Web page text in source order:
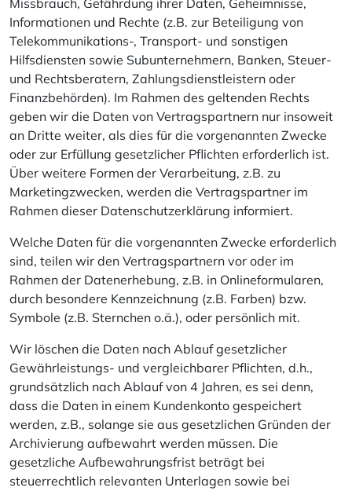
Missbrauch, Gefährdung ihrer Daten, Geheimnisse,
Informationen und Rechte (z.B. zur Beteiligung von
Telekommunikations-, Transport- und sonstigen
Hilfsdiensten sowie Subunternehmern, Banken, Steuer-
und Rechtsberatern, Zahlungsdienstleistern oder
Finanzbehörden). Im Rahmen des geltenden Rechts
geben wir die Daten von Vertragspartnern nur insoweit
an Dritte weiter, als dies für die vorgenannten Zwecke
oder zur Erfüllung gesetzlicher Pflichten erforderlich ist.
Über weitere Formen der Verarbeitung, z.B. zu
Marketingzwecken, werden die Vertragspartner im
Rahmen dieser Datenschutzerklärung informiert.
Welche Daten für die vorgenannten Zwecke erforderlich
sind, teilen wir den Vertragspartnern vor oder im
Rahmen der Datenerhebung, z.B. in Onlineformularen,
durch besondere Kennzeichnung (z.B. Farben) bzw.
Symbole (z.B. Sternchen o.ä.), oder persönlich mit.
Wir löschen die Daten nach Ablauf gesetzlicher
Gewährleistungs- und vergleichbarer Pflichten, d.h.,
grundsätzlich nach Ablauf von 4 Jahren, es sei denn,
dass die Daten in einem Kundenkonto gespeichert
werden, z.B., solange sie aus gesetzlichen Gründen der
Archivierung aufbewahrt werden müssen. Die
gesetzliche Aufbewahrungsfrist beträgt bei
steuerrechtlich relevanten Unterlagen sowie bei